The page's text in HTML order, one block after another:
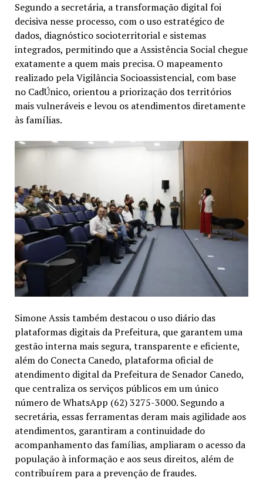
Segundo a secretária, a transformação digital foi
decisiva nesse processo, com o uso estratégico de
dados, diagnóstico socioterritorial e sistemas
integrados, permitindo que a Assistência Social chegue
exatamente a quem mais precisa. O mapeamento
realizado pela Vigilância Socioassistencial, com base
no CadÚnico, orientou a priorização dos territórios
mais vulneráveis e levou os atendimentos diretamente
às famílias.
Simone Assis também destacou o uso diário das
plataformas digitais da Prefeitura, que garantem uma
gestão interna mais segura, transparente e eficiente,
além do Conecta Canedo, plataforma oficial de
atendimento digital da Prefeitura de Senador Canedo,
que centraliza os serviços públicos em um único
número de WhatsApp (62) 3275-3000. Segundo a
secretária, essas ferramentas deram mais agilidade aos
atendimentos, garantiram a continuidade do
acompanhamento das famílias, ampliaram o acesso da
população à informação e aos seus direitos, além de
contribuírem para a prevenção de fraudes.